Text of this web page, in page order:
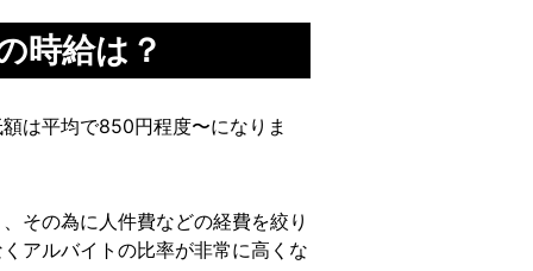
時給は？
は平均で850円程度〜になりま
その為に人件費などの経費を絞り
アルバイトの比率が非常に高くな